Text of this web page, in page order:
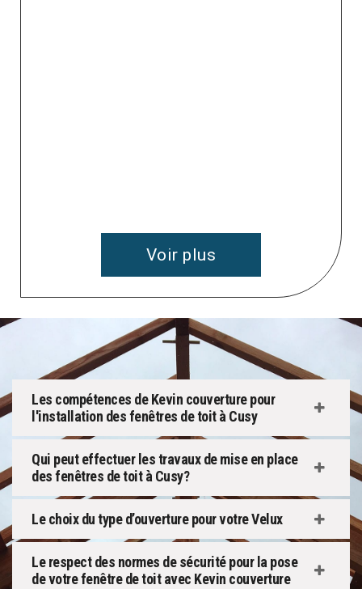
Voir plus
Les compétences de Kevin couverture pour
l'installation des fenêtres de toit à Cusy
Qui peut effectuer les travaux de mise en place
des fenêtres de toit à Cusy?
Le choix du type d’ouverture pour votre Velux
Le respect des normes de sécurité pour la pose
de votre fenêtre de toit avec Kevin couverture